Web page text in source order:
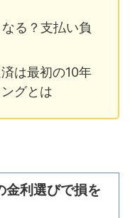
る？支払い負
は最初の10年
グとは
金利選びで損を